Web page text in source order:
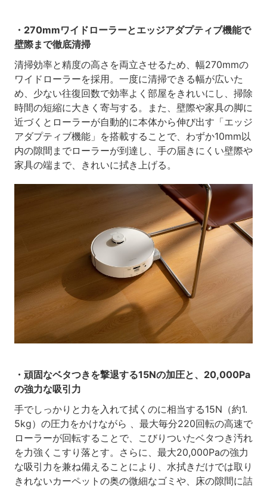
・270mmワイドローラーとエッジアダプティブ機能で
壁際まで徹底清掃
清掃効率と精度の高さを両立させるため、幅270mmの
ワイドローラーを採用。一度に清掃できる幅が広いた
め、少ない往復回数で効率よく部屋をきれいにし、掃除
時間の短縮に大きく寄与する。また、壁際や家具の脚に
近づくとローラーが自動的に本体から伸び出す「エッジ
アダプティブ機能」を搭載することで、わずか10mm以
内の隙間までローラーが到達し、手の届きにくい壁際や
家具の端まで、きれいに拭き上げる。
・頑固なベタつきを撃退する15Nの加圧と、20,000Pa
の強力な吸引力
手でしっかりと力を入れて拭くのに相当する15N（約1.
5kg）の圧力をかけながら 、最大毎分220回転の高速で
ローラーが回転することで、こびりついたベタつき汚れ
を力強くこすり落とす。さらに、最大20,000Paの強力
な吸引力を兼ね備えることにより、水拭きだけでは取り
きれないカーペットの奥の微細なゴミや、床の隙間に詰